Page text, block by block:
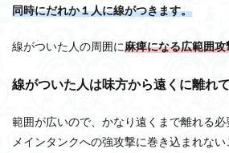
同時にだれか１人に線がつきます。
線がついた人の周囲に麻痺になる広範囲攻
線がついた人は味方から遠くに離れて
範囲が広いので、かなり遠くまで離れる必
メインタンクへの強攻撃に巻き込まれな